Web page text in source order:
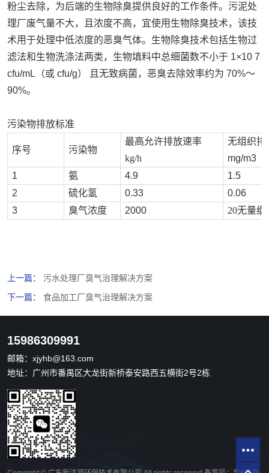
粉尘去除，为后端的生物除臭提供良好的工作条件。污泥处
理厂废气量不大，且浓度不高，宜使用生物除臭技术，该技
术用于处理中低浓度的恶臭气体。生物除臭技术包括生物过
滤法和生物洗涤法两类，生物填料中总细菌数不小于 1×10 7
cfu/mL（或 cfu/g） 且无致病菌，恶臭去除效率约为 70%～
90%。
污染物排放标准
序号 污染物
最高允许排放速率
kg/h
无组织排
mg/m3
1
氨 4.9
1.5
2
硫化氢 0.33
0.06
3
臭气浓度 2000 20无量纲
上一篇：
污水处理厂臭气治理解决方案
下一篇：
食品加工厂臭气治理解决方案
15986309991
邮箱： xjyhb@163.com
地址：广州市番禺区大龙街新桥泰安路西五横街2号2栋